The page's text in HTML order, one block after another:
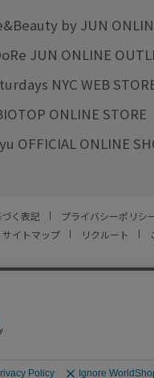
by JUN
JUN ONLINE
NYC WEB
ONLINE STORE
OFFICIAL ONLINE
く表記 プライバシーポリシ
サイトマップ リクルート
CO.,LTD. ALL RIGHTS RESERVED.